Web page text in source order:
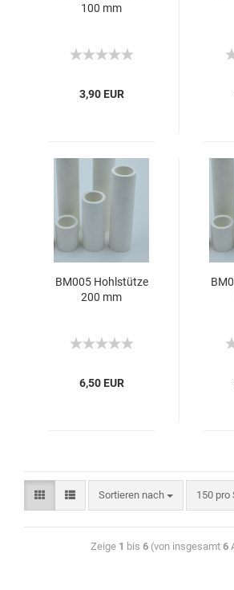
100 mm
3,90 EUR
BM005 Hohlstütze
200 mm
6,50 EUR
Sortieren nach 150 pro
Zeige 1 bis 6(von insgesamt 6